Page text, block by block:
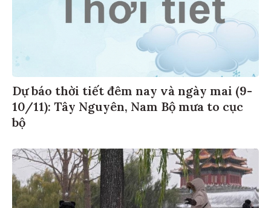
Dự báo thời tiết đêm nay và ngày mai (9-
10/11): Tây Nguyên, Nam Bộ mưa to cục
bộ